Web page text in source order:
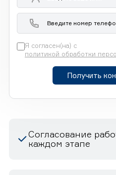
Я согласен(на) с
политикой обработки
Получить
Согласование
каждом этапе